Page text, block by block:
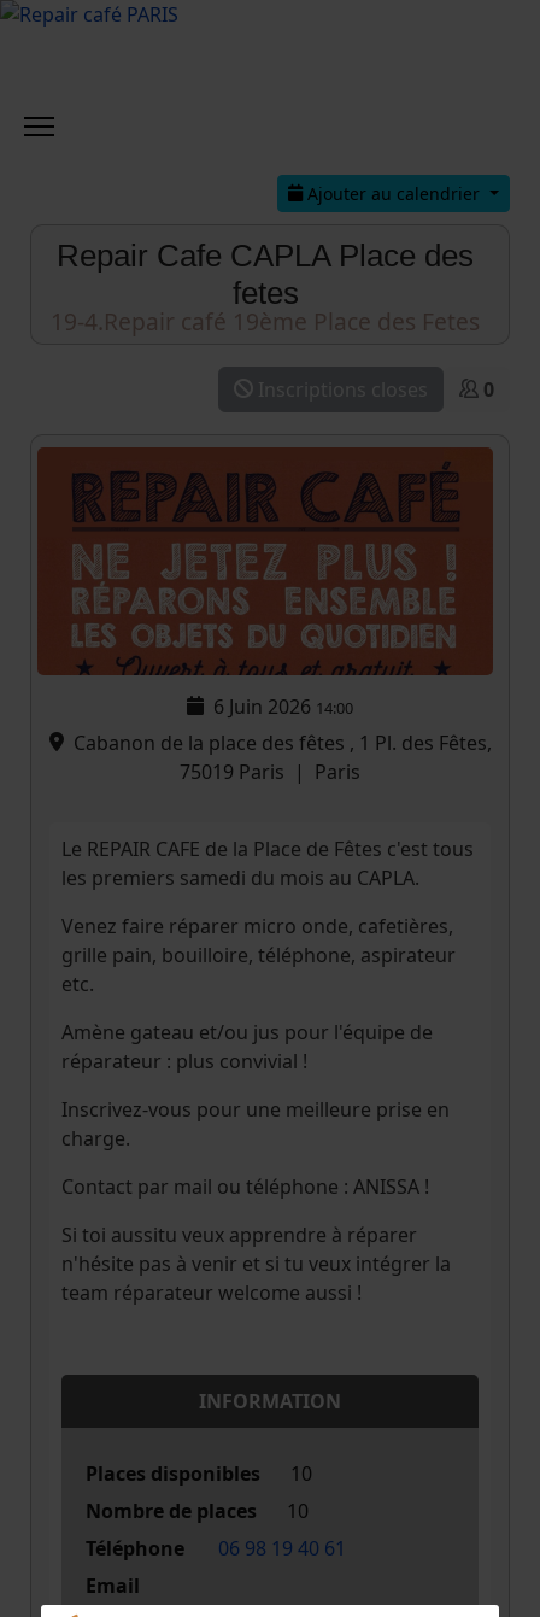
Ajouter au calendrier
Repair Cafe CAPLA Place des
fetes
19-4.Repair café 19ème Place des Fetes
Inscriptions closes 0
6 Juin 2026 14:00
Cabanon de la place des fêtes , 1 Pl. des Fêtes,
75019 Paris | Paris
Le REPAIR CAFE de la Place de Fêtes c'est tous
les premiers samedi du mois au CAPLA.
Venez faire réparer micro onde, cafetières,
grille pain, bouilloire, téléphone, aspirateur
etc.
Amène gateau et/ou jus pour l'équipe de
réparateur : plus convivial !
Inscrivez-vous pour une meilleure prise en
charge.
Contact par mail ou téléphone : ANISSA !
Si toi aussitu veux apprendre à réparer
n'hésite pas à venir et si tu veux intégrer la
team réparateur welcome aussi !
INFORMATION
Places disponibles
10
Nombre de places
10
Téléphone
06 98 19 40 61
Email